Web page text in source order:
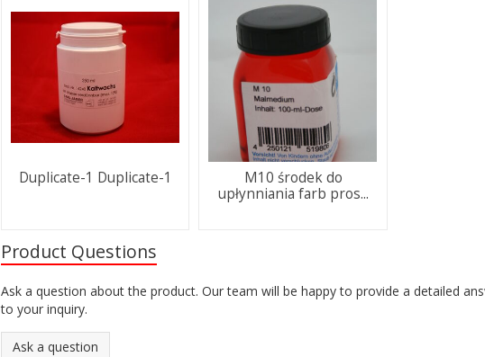
Duplicate-1 Duplicate-1
M10 środek do
upłynniania farb pros...
Product Questions
Ask a question about the product. Our team will be happy to provide a detailed
to your inquiry.
Ask a question